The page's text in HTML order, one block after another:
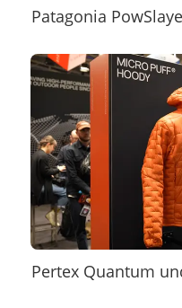
Patagonia
Pertex Quantum